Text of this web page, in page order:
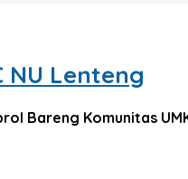
NU Lenteng
Bareng Komunitas